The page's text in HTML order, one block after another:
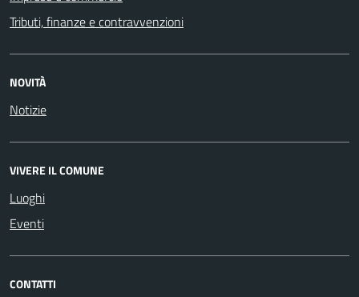
Tributi, finanze e contravvenzioni
NOVITÀ
Notizie
VIVERE IL COMUNE
Luoghi
Eventi
CONTATTI